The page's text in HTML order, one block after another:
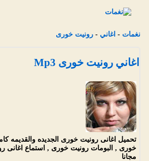
نغمات - اغاني - رونيت خورى
اغاني رونيت خورى Mp3
تحميل اغانى رونيت خورى الجديده والقديمه
مجانا